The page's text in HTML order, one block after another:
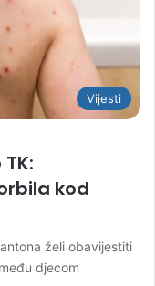
Vijesti
kod
želi obavijestiti
djecom